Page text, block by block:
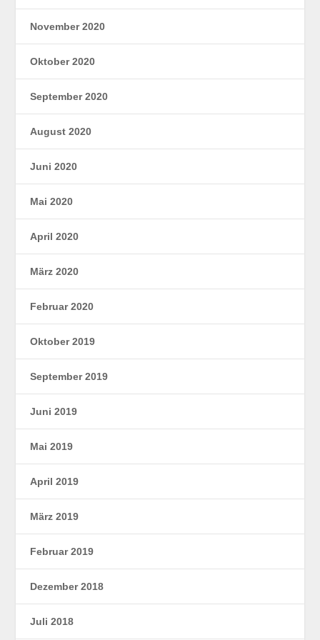
November 2020
Oktober 2020
September 2020
August 2020
Juni 2020
Mai 2020
April 2020
März 2020
Februar 2020
Oktober 2019
September 2019
Juni 2019
Mai 2019
April 2019
März 2019
Februar 2019
Dezember 2018
Juli 2018